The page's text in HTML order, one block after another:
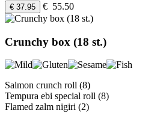
€ 37.95 € 55.50
Crunchy box (18 st.)
Salmon crunch roll (8)
Tempura ebi special roll (8)
Flamed zalm nigiri (2)